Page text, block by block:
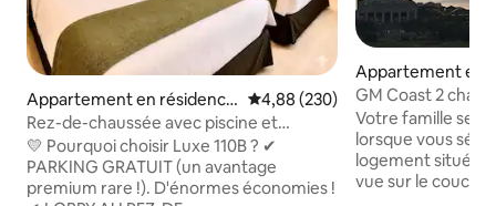
Appartement en résidence
⋅ Pasay
Évaluation moyenne sur la
4,88 (230)
Rez-de-chaussée avec piscine et
parking gratuit • Près de l'aéroport
💛 Pourquoi choisir Luxe 110B ? ✔
PARKING GRATUIT (un avantage
premium rare !). D'énormes économies !
Appartement en
⋅ Pasay
GM Coast 2
bain/
vue sur la baie/1
Votre famille
lorsque vous
logement situé
vue sur le